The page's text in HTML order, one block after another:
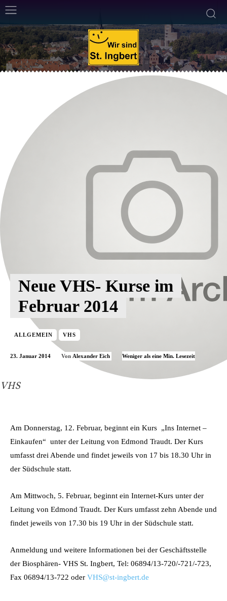
VHS
Neue VHS- Kurse im
Februar 2014
ALLGEMEIN VHS
23. Januar 2014 Von Alexander Eich Weniger als eine Min. Lesezeit
Am Donnerstag, 12. Februar, beginnt ein Kurs „Ins Internet –
Einkaufen“ unter der Leitung von Edmond Traudt. Der Kurs
umfasst drei Abende und findet jeweils von 17 bis 18.30 Uhr in
der Südschule statt.
Am Mittwoch, 5. Februar, beginnt ein Internet-Kurs unter der
Leitung von Edmond Traudt. Der Kurs umfasst zehn Abende und
findet jeweils von 17.30 bis 19 Uhr in der Südschule statt.
Anmeldung und weitere Informationen bei der Geschäftsstelle
der Biosphären- VHS St. Ingbert, Tel: 06894/13-720/-721/-723,
Fax 06894/13-722 oder VHS@st-ingbert.de